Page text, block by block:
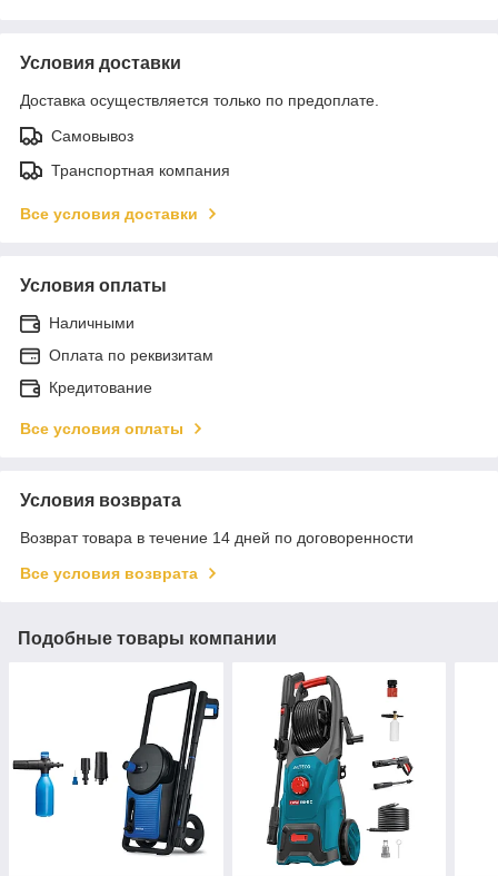
Условия доставки
Доставка осуществляется только по предоплате.
Самовывоз
Транспортная компания
Все условия доставки
Условия оплаты
Наличными
Оплата по реквизитам
Кредитование
Все условия оплаты
Условия возврата
Возврат товара в течение 14 дней по договоренности
Все условия возврата
Подобные товары компании